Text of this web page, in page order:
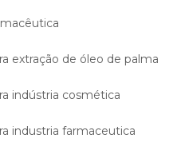
extração de óleo de palma
indústria cosmética
industria farmaceutica